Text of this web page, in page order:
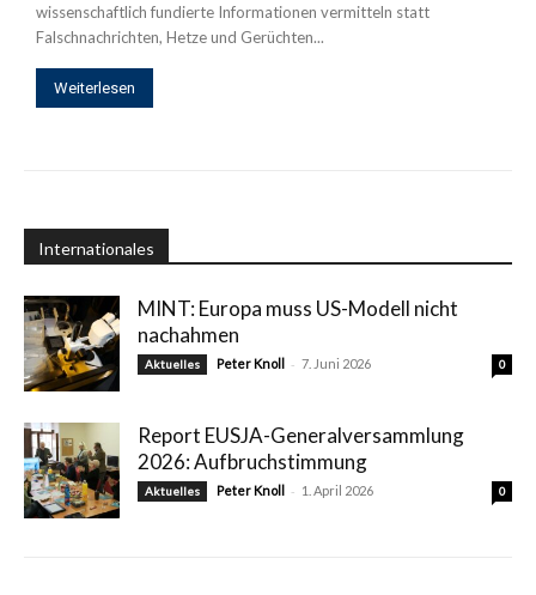
wissenschaftlich fundierte Informationen vermitteln statt
Falschnachrichten, Hetze und Gerüchten...
Weiterlesen
Internationales
MINT: Europa muss US-Modell nicht
nachahmen
Aktuelles Peter Knoll - 7. Juni 2026 0
Report EUSJA-Generalversammlung
2026: Aufbruchstimmung
Aktuelles Peter Knoll - 1. April 2026 0